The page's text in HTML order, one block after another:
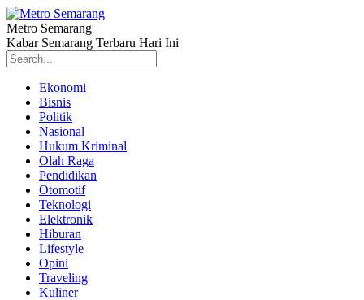
Metro Semarang
Kabar Semarang Terbaru Hari Ini
Ekonomi
Bisnis
Politik
Nasional
Hukum Kriminal
Olah Raga
Pendidikan
Otomotif
Teknologi
Elektronik
Hiburan
Lifestyle
Opini
Traveling
Kuliner